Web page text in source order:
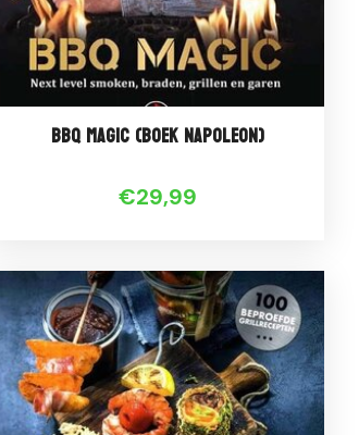
BBQ Magic (Boek Napoleon)
€29,99